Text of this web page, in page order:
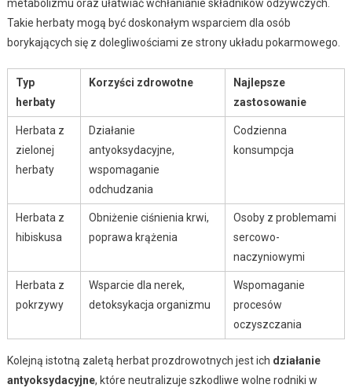
metabolizmu oraz ułatwiać wchłanianie składników odżywczych.
Takie herbaty mogą być doskonałym wsparciem dla osób
borykających się z dolegliwościami ze strony układu pokarmowego.
Typ
herbaty
Korzyści zdrowotne
Najlepsze
zastosowanie
Herbata z
zielonej
herbaty
Działanie
antyoksydacyjne,
wspomaganie
odchudzania
Codzienna
konsumpcja
Herbata z
hibiskusa
Obniżenie ciśnienia krwi,
poprawa krążenia
Osoby z problemami
sercowo-
naczyniowymi
Herbata z
pokrzywy
Wsparcie dla nerek,
detoksykacja organizmu
Wspomaganie
procesów
oczyszczania
Kolejną istotną zaletą herbat prozdrowotnych jest ich działanie
antyoksydacyjne, które neutralizuje szkodliwe wolne rodniki w